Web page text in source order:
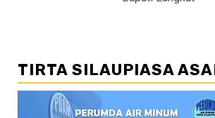
TIRTA SILAUPIASA